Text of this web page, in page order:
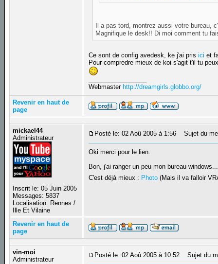
Il a pas tord, montrez aussi votre bureau,
Magnifique le desk!! Di moi comment tu
Ce sont de config avedesk, ke j'ai prisici et
Pour compredre mieux de koi s'agit t'il tu
Webmaster http://dreamgirls.globbo.org/
Revenir en haut de
page
mickael44
Administrateur
Inscrit le: 05 Juin 2005
Messages: 5837
Localisation: Rennes /
Ille Et Vilaine
Posté le: 02 Aoû 2005 à 1:56 Sujet du
Oki merci pour le lien.
Bon, j'ai ranger un peu mon bureau windows...
C'est déjà mieux : Photo (Mais il va falloir
Revenir en haut de
page
vin-moi
Administrateur
Posté le: 02 Aoû 2005 à 10:52 Sujet du